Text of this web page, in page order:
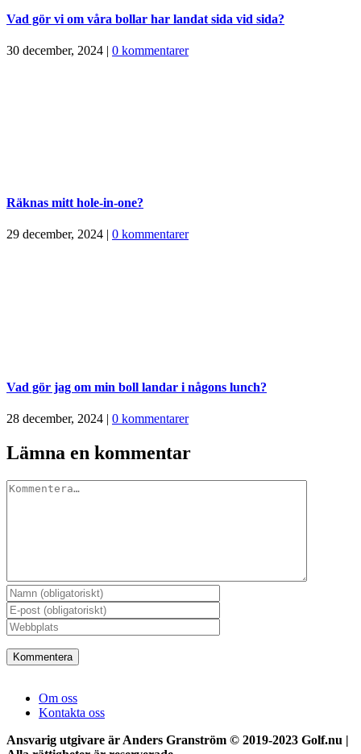
Vad gör vi om våra bollar har landat sida vid sida?
30 december, 2024 | 0 kommentarer
Räknas mitt hole-in-one?
29 december, 2024 0 kommentarer
Vad gör jag om min boll landar i någons lunch?
28 december, 2024 | 0 kommentarer
Lämna en kommentar
Kommentar
Om oss
Kontakta oss
Ansvarig utgivare är Anders Granström © 2019-2023 Golf.nu |